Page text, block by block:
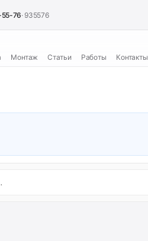
76· 935576
Монтаж Статьи Работы Контакты